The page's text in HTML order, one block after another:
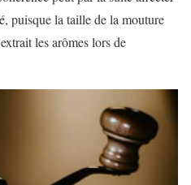
puisque la taille de la mouture
les arômes lors de